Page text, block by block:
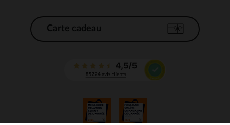
Carte cadeau